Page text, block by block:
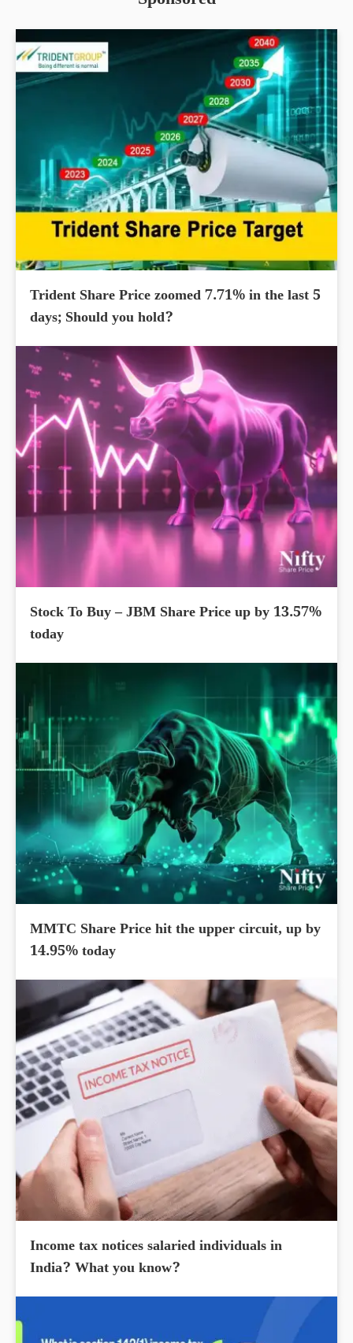
Trident Share Price zoomed 7.71% in the last 5
days; Should you hold?
Stock To Buy – JBM Share Price up by 13.57%
today
MMTC Share Price hit the upper circuit, up by
14.95% today
Income tax notices salaried individuals in
India? What you know?